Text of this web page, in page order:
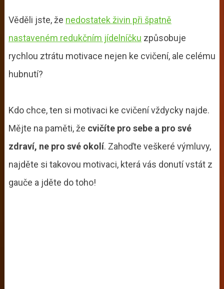
Věděli jste, že nedostatek živin při špatně
nastaveném redukčním jídelníčku způsobuje
rychlou ztrátu motivace nejen ke cvičení, ale celému
hubnutí?
Kdo chce, ten si motivaci ke cvičení vždycky najde.
Mějte na paměti, že cvičíte pro sebe a pro své
zdraví, ne pro své okolí. Zahoďte veškeré výmluvy,
najděte si takovou motivaci, která vás donutí vstát z
gauče a jděte do toho!